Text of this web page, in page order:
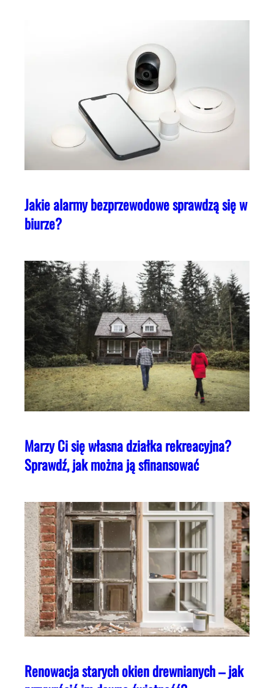
Jakie alarmy bezprzewodowe sprawdzą się w
biurze?
Marzy Ci się własna działka rekreacyjna?
Sprawdź, jak można ją sfinansować
Renowacja starych okien drewnianych – jak